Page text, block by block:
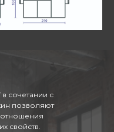
сочетании с
позволяют
свойств.